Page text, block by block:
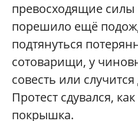
превосходящие
порешило ещё
подтянуться
сотоварищи, у
совесть или
Протест сдувался,
покрышка.